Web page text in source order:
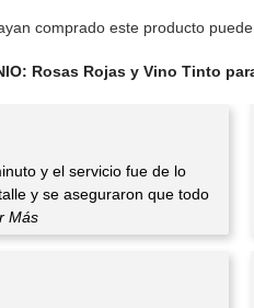
Rosas Rojas y Vino Tinto
y el servicio fue de lo
y se aseguraron que todo
Más
comprado este producto